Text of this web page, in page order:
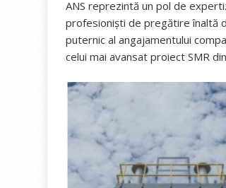
ANS reprezintă un pol de
profesioniști de pregătire înaltă
puternic al angajamentului
celui mai avansat proiect SMR